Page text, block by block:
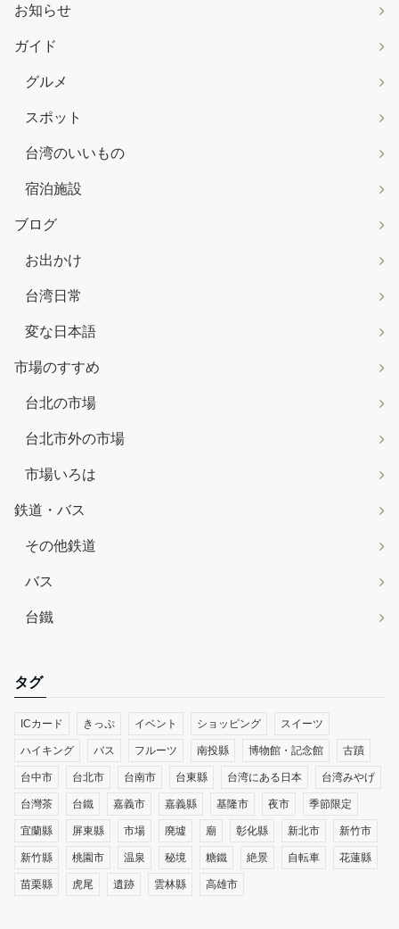
お知らせ
ガイド
グルメ
スポット
台湾のいいもの
宿泊施設
ブログ
お出かけ
台湾日常
変な日本語
市場のすすめ
台北の市場
台北市外の市場
市場いろは
鉄道・バス
その他鉄道
バス
台鐵
タグ
ICカード きっぷ イベント ショッピング スイーツ
ハイキング バス フルーツ 南投縣 博物館・記念館 古蹟
台中市 台北市 台南市 台東縣 台湾にある日本 台湾みやげ
台灣茶 台鐵 嘉義市 嘉義縣 基隆市 夜市 季節限定
宜蘭縣 屏東縣 市場 廃墟 廟 彰化縣 新北市 新竹市
新竹縣 桃園市 温泉 秘境 糖鐵 絶景 自転車 花蓮縣
苗栗縣 虎尾 遺跡 雲林縣 高雄市